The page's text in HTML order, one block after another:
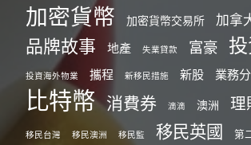
加密貨幣 加密貨幣交易所 加拿
品牌故事 地產 失業貸款 富豪
投資海外物業 攜程 新移民措施 新股 業務
比特幣 消費券 滴滴 澳洲 理
移民台灣 移民澳洲 移民監 移民英國 第